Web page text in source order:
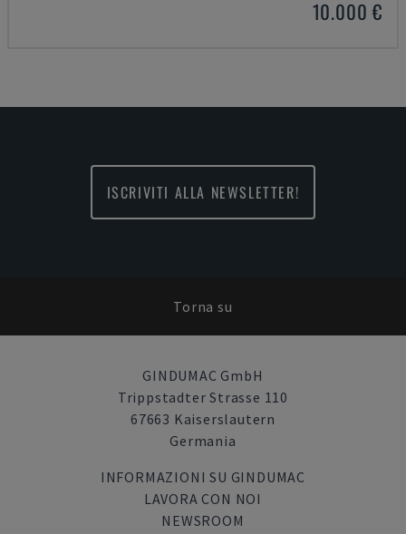
10.000 €
ISCRIVITI ALLA NEWSLETTER!
Torna su
GINDUMAC GmbH
Trippstadter Strasse 110
67663 Kaiserslautern
Germania
INFORMAZIONI SU GINDUMAC
LAVORA CON NOI
NEWSROOM